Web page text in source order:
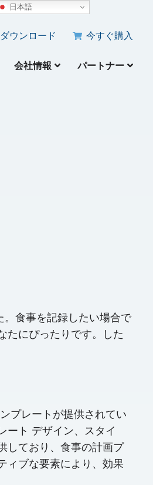
ウンロード 今すぐ購入
会社情報 パートナー
食事を記録したい場合で
たにぴったりです。した
プレートが提供されてい
ート デザイン、スタイ
しており、食事の計画プ
ィブな要素により、効果
日本語